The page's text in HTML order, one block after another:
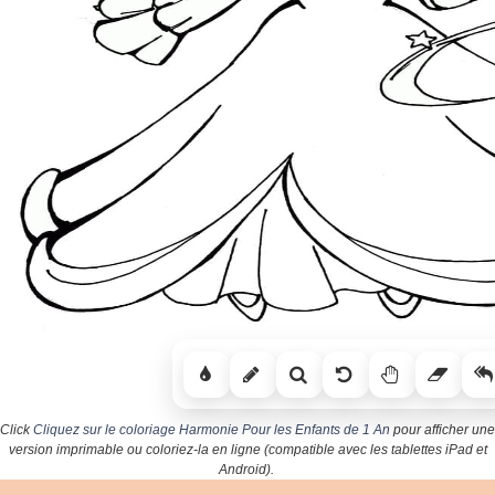
ClickCliquez sur le coloriage Harmonie Pour les Enfants de 1 An pour afficher une
version imprimable ou coloriez-la en ligne (compatible avec les tablettes iPad et
Android).